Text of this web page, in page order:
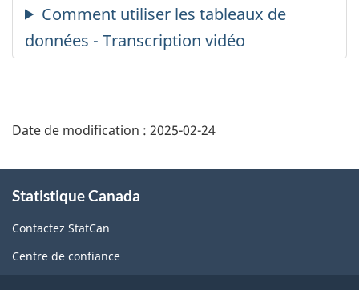
mode
muet
Date de modification : 2025-02-24
propos
de
ce
Statistique Canada
Contactez StatCan
Centre de confiance